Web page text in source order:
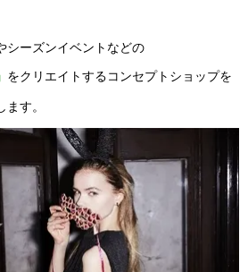
シーズンイベントなどの
をクリエイトするコンセプトショップを
す。